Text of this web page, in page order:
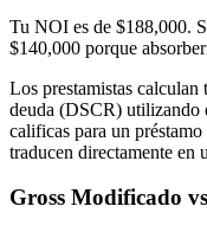
Tu NOI es de $188,000.
$140,000 porque
Los prestamistas
deuda (DSCR)
calificas para un
traducen directamente en
Gross Modificado